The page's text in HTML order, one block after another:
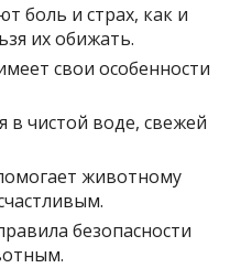
боль и страх, как и
их обижать.
свои особенности
в чистой воде, свежей
животному
безопасности